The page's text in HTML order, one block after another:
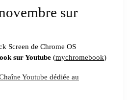
sur
Screen de Chrome OS
sur Youtube (mychromebook)
Youtube dédiée au